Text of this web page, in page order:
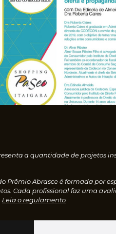
a quantidade de projetos
Prêmio Abrasce é formada por
Cada profissional faz uma
Leia o regulamento